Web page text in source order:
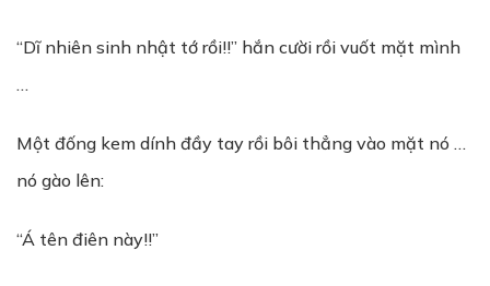
“Dĩ nhiên sinh nhật tớ rồi!!” hắn cười rồi vuốt mặt mình
…
Một đống kem dính đầy tay rồi bôi thẳng vào mặt nó …
nó gào lên:
“Á tên điên này!!”